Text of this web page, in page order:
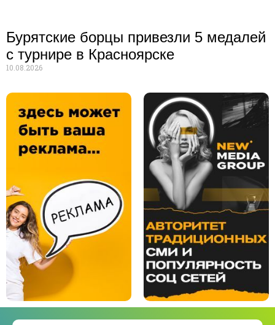
Бурятские борцы привезли 5 медалей
с турнире в Красноярске
10.08.2026